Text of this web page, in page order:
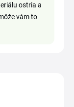
ostria a
vám to